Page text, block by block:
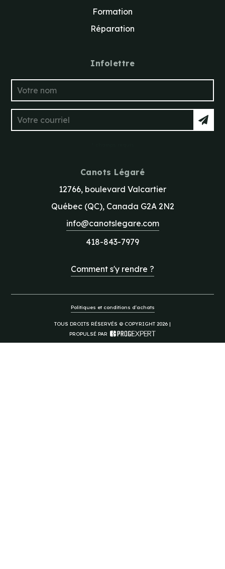
Formation
Réparation
Infolettre
Canots Légaré
12766, boulevard Valcartier
Québec (QC), Canada G2A 2N2
info@canotslegare.com
418-843-7979
Comment s'y rendre ?
Politiques et conditions d'achats
TOUS DROITS RÉSERVÉS © COPYRIGHT 2026 |
PROPULSÉ PAR